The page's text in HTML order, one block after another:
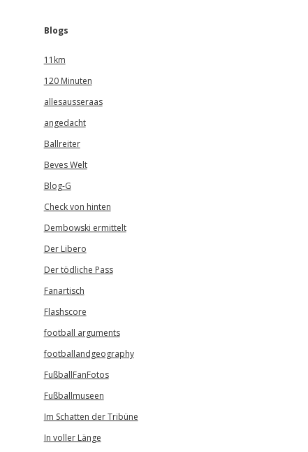
Blogs
11km
120 Minuten
allesausseraas
angedacht
Ballreiter
Beves Welt
Blog-G
Check von hinten
Dembowski ermittelt
Der Libero
Der tödliche Pass
Fanartisch
Flashscore
football arguments
footballandgeography
FußballFanFotos
Fußballmuseen
Im Schatten der Tribüne
In voller Länge